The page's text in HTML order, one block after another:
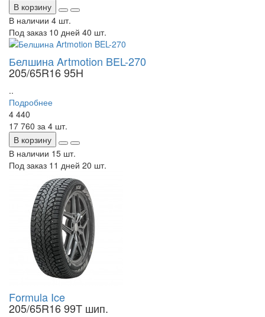
В корзину
В наличии 4 шт.
Под заказ 10 дней 40 шт.
Белшина Artmotion BEL-270
205/65R16 95H
..
Подробнее
4 440
17 760 за 4 шт.
В корзину
В наличии 15 шт.
Под заказ 11 дней 20 шт.
Formula Ice
205/65R16 99T шип.